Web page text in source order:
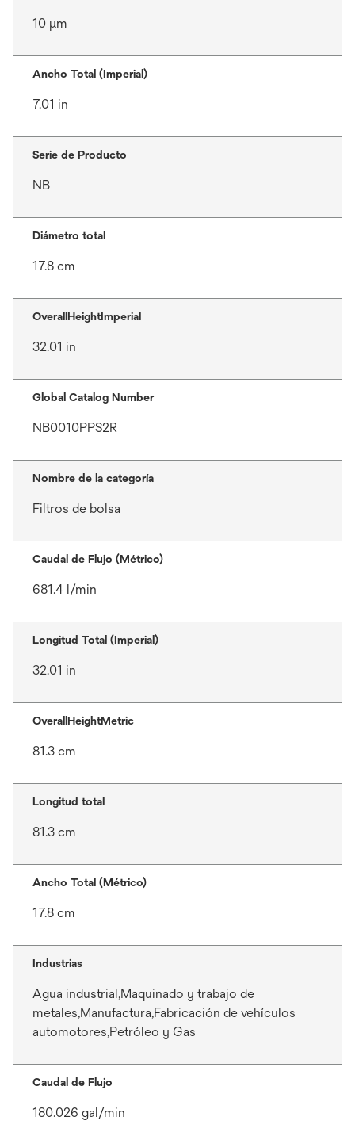
10 μm
Ancho Total (Imperial)
7.01 in
Serie de Producto
NB
Diámetro total
17.8 cm
OverallHeightImperial
32.01 in
Global Catalog Number
NB0010PPS2R
Nombre de la categoría
Filtros de bolsa
Caudal de Flujo (Métrico)
681.4 l/min
Longitud Total (Imperial)
32.01 in
OverallHeightMetric
81.3 cm
Longitud total
81.3 cm
Ancho Total (Métrico)
17.8 cm
Industrias
Agua industrial,Maquinado y trabajo de
metales,Manufactura,Fabricación de vehículos
automotores,Petróleo y Gas
Caudal de Flujo
180.026 gal/min